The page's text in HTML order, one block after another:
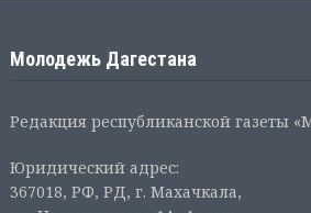
Молодежь Дагестана
Редакция республиканской газеты
Юридический адрес:
367018, РФ, РД, г. Махачкала,